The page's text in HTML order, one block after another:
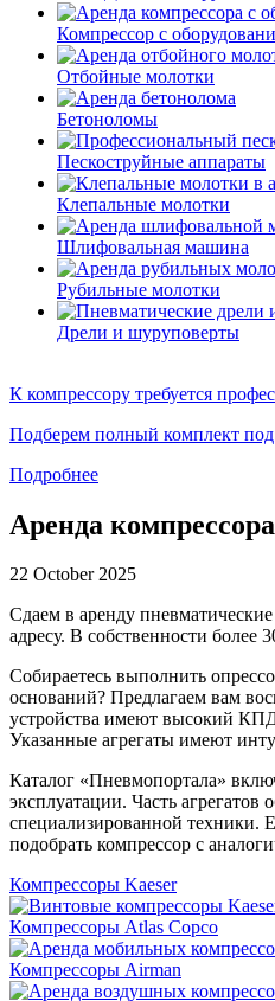
Компрессор с
Отбойные молотки
Бетоноломы
Пескоструйные аппараты
Клепальные молотки
Шлифовальная машина
Рубильные молотки
Дрели и шуруповерты
К компрессору требуется
Подберем полный комплект
Подробнее
Аренда
22 October 2025
Сдаем в аренду
адресу. В собственности
Собираетесь выполнить
оснований? Предлагаем вам
устройства имеют высокий
Указанные агрегаты имеют
Каталог «Пневмопортала»
эксплуатации. Часть
специализированной техники.
подобрать компрессор с
Компрессоры Kaeser
Компрессоры Atlas Copco
Компрессоры Airman